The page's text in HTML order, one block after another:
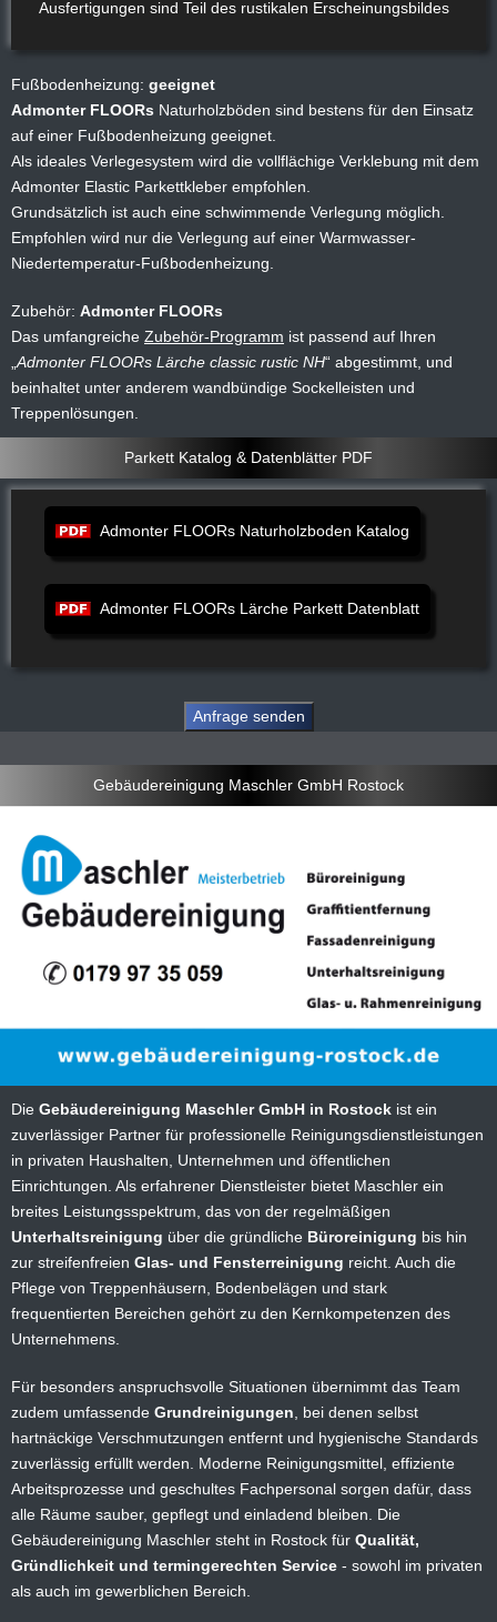
Ausfertigungen sind Teil des rustikalen Erscheinungsbildes
Fußbodenheizung: geeignet
Admonter FLOORs Naturholzböden sind bestens für den Einsatz
auf einer Fußbodenheizung geeignet.
Als ideales Verlegesystem wird die vollflächige Verklebung mit dem
Admonter Elastic Parkettkleber empfohlen.
Grundsätzlich ist auch eine schwimmende Verlegung möglich.
Empfohlen wird nur die Verlegung auf einer Warmwasser-
Niedertemperatur-Fußbodenheizung.
Zubehör: Admonter FLOORs
Das umfangreiche Zubehör-Programm ist passend auf Ihren
Admonter FLOORs Lärche classic rustic NH abgestimmt, und
beinhaltet unter anderem wandbündige Sockelleisten und
Treppenlösungen.
Parkett Katalog & Datenblätter PDF
Admonter FLOORs Naturholzboden Katalog
Admonter FLOORs Lärche Parkett Datenblatt
Gebäudereinigung Maschler GmbH Rostock
Die Gebäudereinigung Maschler GmbH in Rostock ist ein
zuverlässiger Partner für professionelle Reinigungsdienstleistungen
in privaten Haushalten, Unternehmen und öffentlichen
Einrichtungen. Als erfahrener Dienstleister bietet Maschler ein
breites Leistungsspektrum, das von der regelmäßigen
Unterhaltsreinigung über die gründliche Büroreinigung bis hin
zur streifenfreien Glas- und Fensterreinigung reicht. Auch die
Pflege von Treppenhäusern, Bodenbelägen und stark
frequentierten Bereichen gehört zu den Kernkompetenzen des
Unternehmens.
Für besonders anspruchsvolle Situationen übernimmt das Team
zudem umfassende Grundreinigungen , bei denen selbst
hartnäckige Verschmutzungen entfernt und hygienische Standards
zuverlässig erfüllt werden. Moderne Reinigungsmittel, effiziente
Arbeitsprozesse und geschultes Fachpersonal sorgen dafür, dass
alle Räume sauber, gepflegt und einladend bleiben. Die
Gebäudereinigung Maschler steht in Rostock für Qualität,
Gründlichkeit und termingerechten Service - sowohl im privaten
als auch im gewerblichen Bereich.